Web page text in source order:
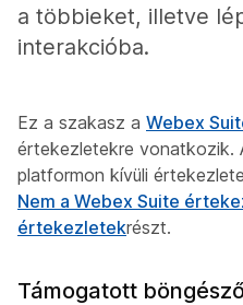
a többieket, illetve
interakcióba.
Ez a szakasz a Webex
értekezletekre vonatkozik.
platformon kívüli
Nem a Webex Suite
értekezletekrészt.
Támogatott